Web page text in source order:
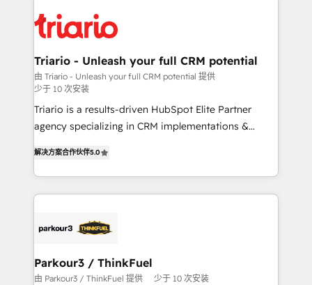
business. If not now, when?
for driving growth. They are committed to helping
our customers grow and finding solutions that fit
their unique business needs. We are thrilled to have
Blue Frog in the HubSpot ecosystem leading the
way for customers!" - Yamini Rangan, CEO of
HubSpot “Our experience with the team at Blue Frog
has been nothing short of extraordinary. Their years
them a trusted reputation within the HubSpot
ecosystem as a reliable partner capable of delivering
remarkable experiences for our most sophisticated
Program, HubSpot.
Triario - Unleash your full CRM potential
由 Triario - Unleash your full CRM potential 提供
少于 10 次安装
Triario is a results-driven HubSpot Elite Partner
agency specializing in CRM implementations &
Integrations, Custom AI agents and AI-ready Website
Design With over 15 years of experience, we help
companies bridge the gap between marketing, sales,
data hygiene, and tailored HubSpot solutions. Our
a global consultancy with the care and agility of a
boutique firm. At Triario, we’re big enough to deliver
解决方案合作伙伴5.0
Parkour3 / ThinkFuel
由 Parkour3 / ThinkFuel 提供 少于 10 次安装